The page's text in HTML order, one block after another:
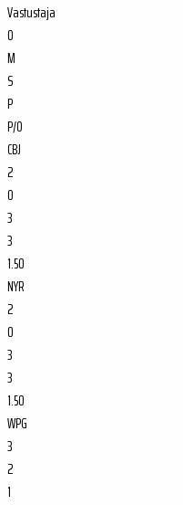
Vastustaja
O
M
S
P
P/O
CBJ
2
0
3
3
1.50
NYR
2
0
3
3
1.50
WPG
3
2
1